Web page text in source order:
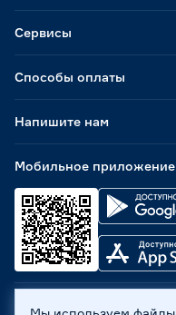
Способы оплаты
Мобильное приложение
Сервисы
Напишите нам